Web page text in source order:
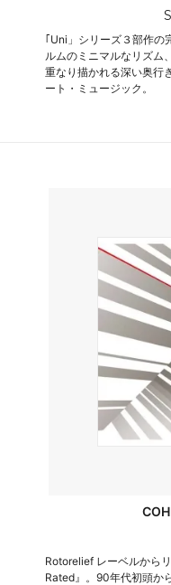
｢Uni」シリーズ３部作の
ルムのミニマルなリズム
重なり描かれる深い奥行
ート・ミュージック。
Rotorelief レーベルから
Rated』。90年代初頭か